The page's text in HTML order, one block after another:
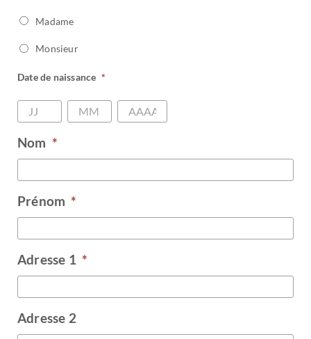
Madame
Monsieur
Date de naissance *
Nom *
Prénom *
Adresse 1 *
Adresse 2